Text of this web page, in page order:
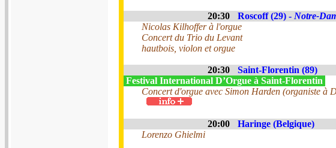
20:30 Roscoff (29) - Notre-
Nicolas Kilhoffer à l'orgue
Concert du Trio du Levant
hautbois, violon et orgue
20:30
Saint-Florentin (89)
Festival International D’Orgue à Saint-Florentin
Concert d'orgue avec Simon Harden (organiste à
20:00
Haringe (Belgique)
Lorenzo Ghielmi